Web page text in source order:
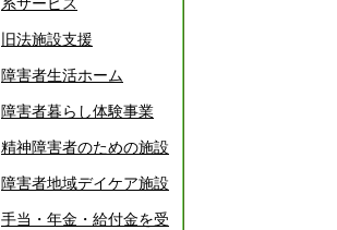
旧法施設支援
障害者生活ホーム
障害者暮らし体験事業
精神障害者のための施設
障害者地域デイケア施設
手当・年金・給付金を受